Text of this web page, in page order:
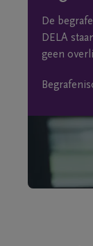
De
DELA
geen